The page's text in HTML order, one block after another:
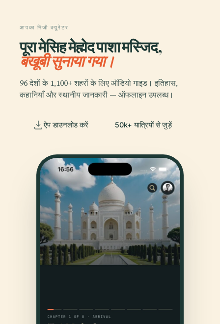
आपका निजी क्यूरेटर
पूरा मेसिह मेह्मेद पाशा मस्जिद,
बखूबी सुनाया गया।
96 देशों के 1,100+ शहरों के लिए ऑडियो गाइड। इतिहास,
कहानियाँ और स्थानीय जानकारी — ऑफलाइन उपलब्ध।
ऐप डाउनलोड करें 50k+ यात्रियों से जुड़ें